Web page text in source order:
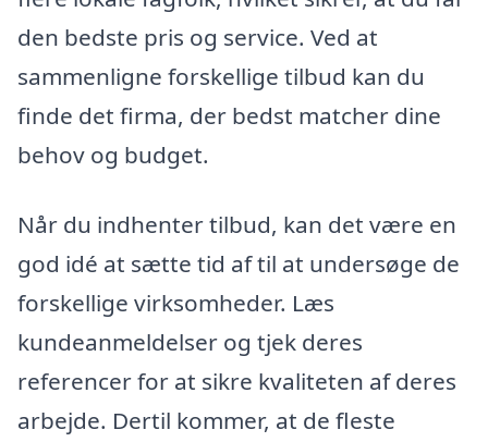
den bedste pris og service. Ved at
sammenligne forskellige tilbud kan du
finde det firma, der bedst matcher dine
behov og budget.
Når du indhenter tilbud, kan det være en
god idé at sætte tid af til at undersøge de
forskellige virksomheder. Læs
kundeanmeldelser og tjek deres
referencer for at sikre kvaliteten af deres
arbejde. Dertil kommer, at de fleste